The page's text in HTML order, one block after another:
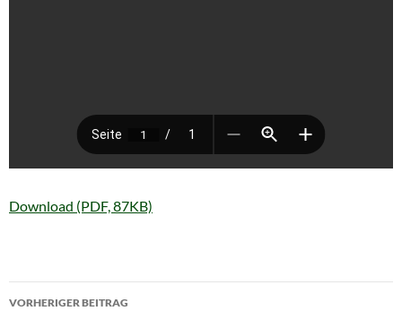
Download (PDF, 87KB)
Beitragsnavigation
VORHERIGER BEITRAG